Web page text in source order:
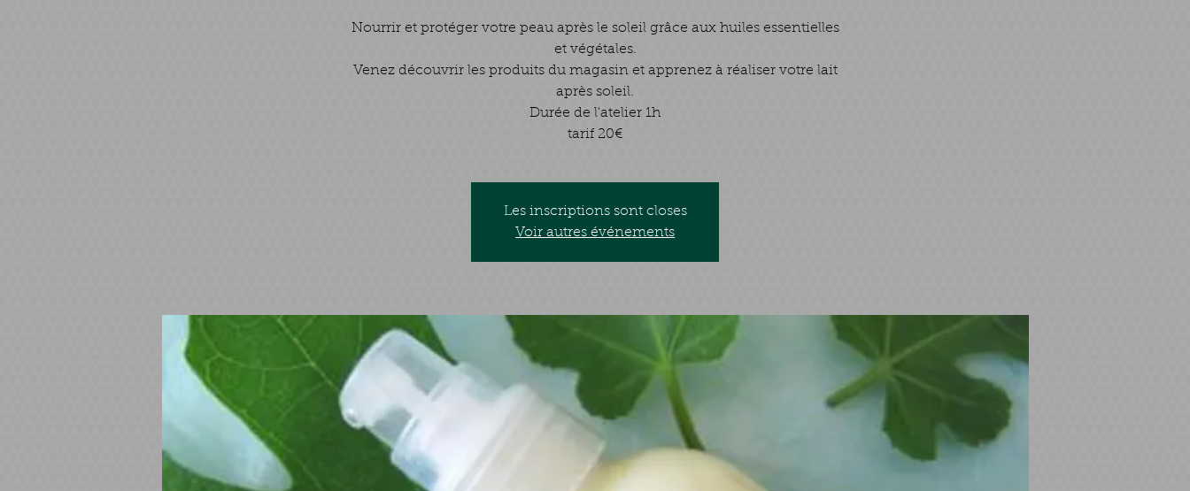
Nourrir et protéger votre peau après le soleil grâce aux huiles essentielles
et végétales.
Venez découvrir les produits du magasin et apprenez à réaliser votre lait
après soleil.
Durée de l'atelier 1h
tarif 20€
Les inscriptions sont closes
Voir autres événements